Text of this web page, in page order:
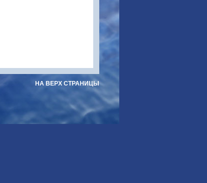
НА ВЕРХ СТРАНИЦЫ